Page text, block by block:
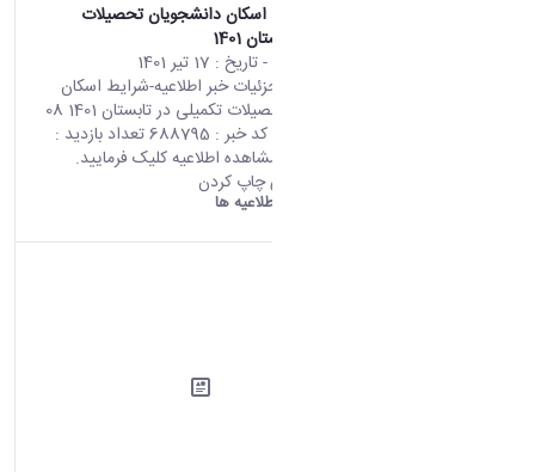
اطلاعیه-شرایط اسکان دانشجویان تحصیلات
تکمیلی در تابستان 1401
- تاریخ : 17 تیر 1401
صفحه اصلی جزئیات خبر اطلاعیه-شرایط اسکان
دانشجویان تحصیلات تکمیلی در تابستان 1401 08
07 2022 10:06 کد خبر : 688795 تعداد بازدید :
8537 جهت مشاهده اطلاعیه کلیک فرمایید.
اشتراک گذاری چاپ کردن
اطلاعیه ها